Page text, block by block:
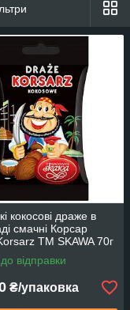
декоративні і
виглядом
гладку поверхню.
магазині
кокосові драже в
смачні Корсар
TM SKAWA 70г
відправки
₴/упаковка